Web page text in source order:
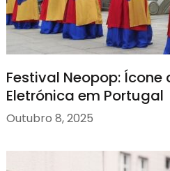
Festival Neopop: Ícone
Eletrónica em Portugal
Outubro 8, 2025